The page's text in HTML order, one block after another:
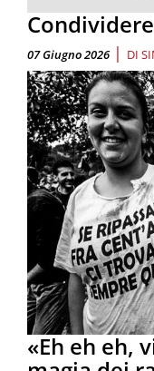
Condividere
07 Giugno 2026 | DI
«Eh eh eh,